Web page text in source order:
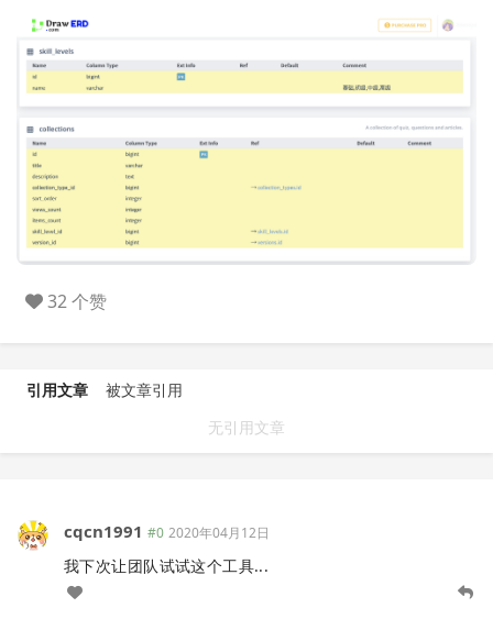
32 个赞
引用文章
被文章引用
无引用文章
cqcn1991 #0 2020年04月12日
我下次让团队试试这个工具...